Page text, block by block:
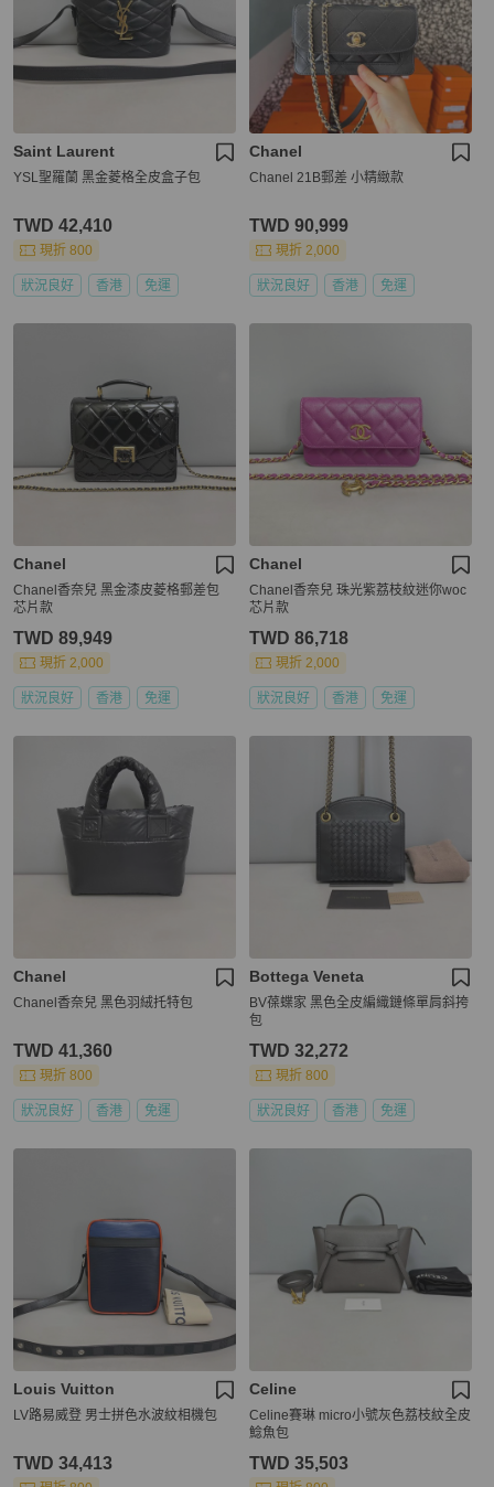
Saint Laurent
YSL聖羅蘭 黑金菱格全皮盒子包
TWD 42,410
現折 800
狀況良好 香港 免運
Chanel
Chanel 21B郵差 小精緻款
TWD 90,999
現折 2,000
狀況良好 香港 免運
Chanel
Chanel香奈兒 黑金漆皮菱格郵差包
芯片款
TWD 89,949
現折 2,000
狀況良好 香港 免運
Chanel
Chanel香奈兒 珠光紫荔枝紋迷你woc
芯片款
TWD 86,718
現折 2,000
狀況良好 香港 免運
Chanel
Chanel香奈兒 黑色羽絨托特包
TWD 41,360
現折 800
狀況良好 香港 免運
Bottega Veneta
BV葆蝶家 黑色全皮編織鏈條單肩斜挎
包
TWD 32,272
現折 800
狀況良好 香港 免運
Louis Vuitton
LV路易威登 男士拼色水波紋相機包
TWD 34,413
Celine
Celine賽琳 micro小號灰色荔枝紋全皮
鯰魚包
TWD 35,503